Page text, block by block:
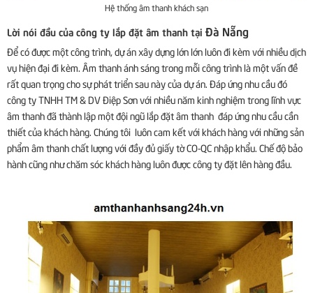
Hệ thống âm thanh khách sạn
Lời nói đầu của công ty lắp đặt âm thanh tại Đà Nẵng
Để có được một công trình, dự án xây dựng lớn lớn luôn đi kèm với nhiều dịch
vụ hiện đại đi kèm. Âm thanh ánh sáng trong mỗi công trình là một vấn đề
rất quan trọng cho sự phát triển sau này của dự án. Đáp ứng nhu cầu đó
công ty TNHH TM & DV Điệp Sơn với nhiều năm kinh nghiệm trong lĩnh vực
âm thanh đã thành lập một đội ngũ lắp đặt âm thanh đáp ứng nhu cầu cần
thiết của khách hàng. Chúng tôi luôn cam kết với khách hàng với những sản
phẩm âm thanh chất lượng với đầy đủ giấy tờ CO-QC nhập khẩu. Chế độ bảo
hành cũng như chăm sóc khách hàng luôn được công ty đặt lên hàng đầu.